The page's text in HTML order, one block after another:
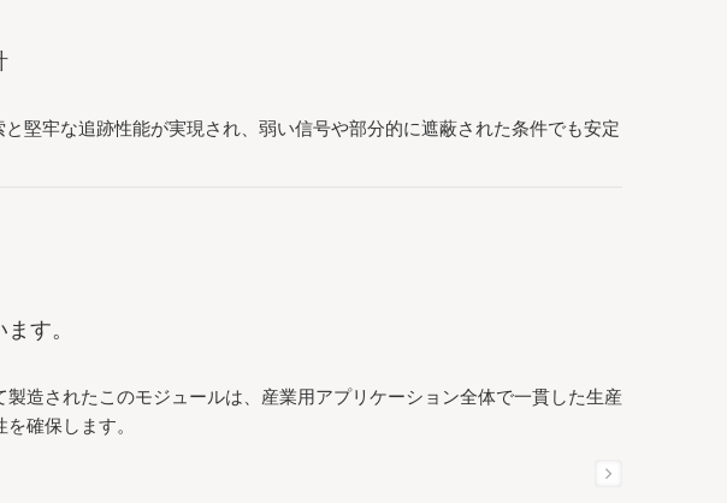
堅牢な追跡性能が実現され、弱い信号や部分的に遮蔽された条件でも安定
す。
造されたこのモジュールは、産業用アプリケーション全体で一貫した生産
確保します。